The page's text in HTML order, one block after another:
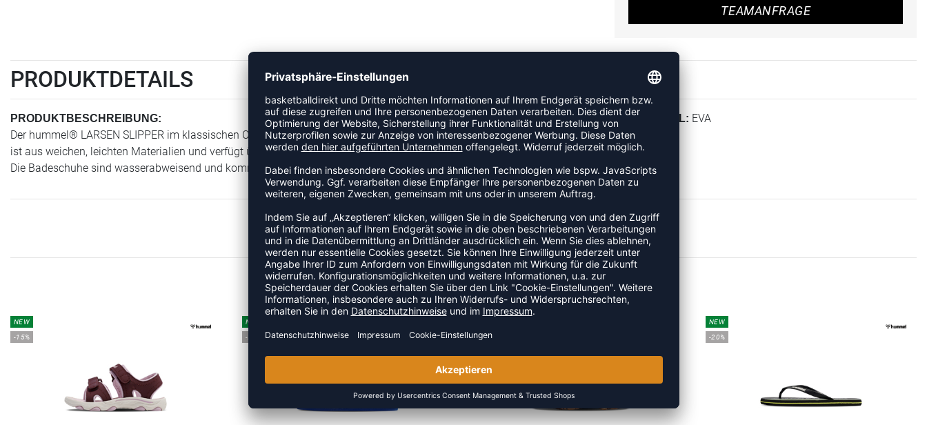
TEAMANFRAGE
PRODUKTDETAILS
PRODUKTBESCHREIBUNG:
Der hummel® LARSEN SLIPPER im klassischen Oldschool-Design ist ideal für Dusche, Schwimmbad oder für den Alltag. Er
ist aus weichen, leichten Materialien und verfügt über eine Zwischensohle/Laufsohle aus EVA-Schaum für mehr Flexibiltät.
Die Badeschuhe sind wasserabweisend und kommen mit den charakteristischen Winkeln für einen sportlichen Look.
MATERIAL: EVA
ZULETZT ANGESEHEN
MEHR AUS DER KATEGORIE BADESCHUHE
NEW
-15%
NEW
-20%
-15%
NEW
-20%